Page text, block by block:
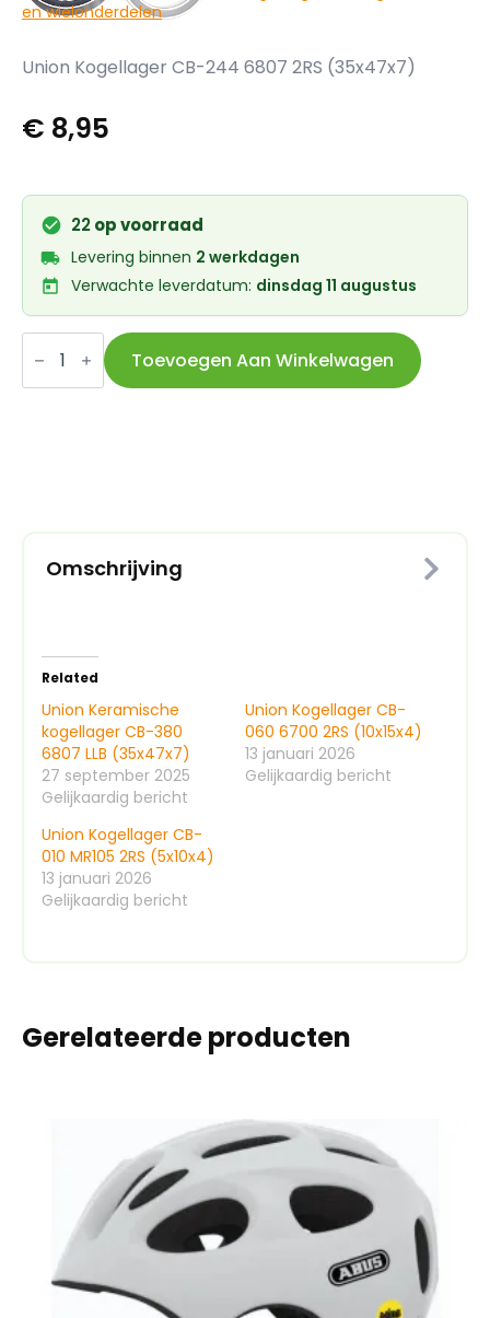
en wielonderdelen
Union Kogellager CB-244 6807 2RS (35x47x7)
€ 8,95
22op voorraad
Levering binnen 2 werkdagen
Verwachte leverdatum: dinsdag 11 augustus
Union
Kogellager
244
Toevoegen Aan Winkelwagen
Omschrijving
Related
Union Keramische
kogellager CB-380
6807 LLB (35x47x7)
27 september 2025
Gelijkaardig bericht
Union Kogellager CB-
060 6700 2RS (10x15x4)
13 januari 2026
Gelijkaardig bericht
Union Kogellager CB-
010 MR105 2RS (5x10x4)
13 januari 2026
Gelijkaardig bericht
Gerelateerde producten